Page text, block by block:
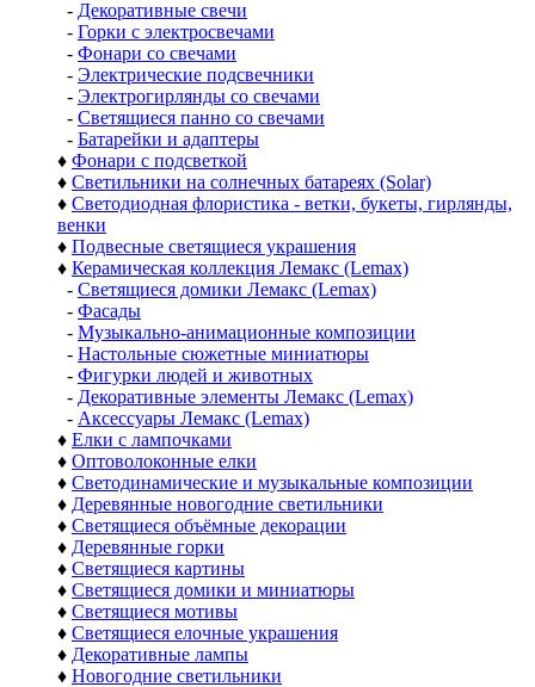
- Декоративные свечи
- Горки с электросвечами
- Фонари со свечами
- Электрические подсвечники
- Электрогирлянды со свечами
- Светящиеся панно со свечами
- Батарейки и адаптеры
♦ Фонари с подсветкой
♦ Светильники на солнечных батареях (Solar)
♦ Светодиодная флористика - ветки, букеты, гирлянды,
венки
♦ Подвесные светящиеся украшения
♦ Керамическая коллекция Лемакс (Lemax)
- Светящиеся домики Лемакс (Lemax)
- Фасады
- Музыкально-анимационные композиции
- Настольные сюжетные миниатюры
- Фигурки людей и животных
- Декоративные элементы Лемакс (Lemax)
- Аксессуары Лемакс (Lemax)
♦ Елки с лампочками
♦ Оптоволоконные елки
♦ Светодинамические и музыкальные композиции
♦ Деревянные новогодние светильники
♦ Светящиеся объёмные декорации
♦ Деревянные горки
♦ Светящиеся картины
♦ Светящиеся домики и миниатюры
♦ Светящиеся мотивы
♦ Светящиеся елочные украшения
♦ Декоративные лампы
♦ Новогодние светильники